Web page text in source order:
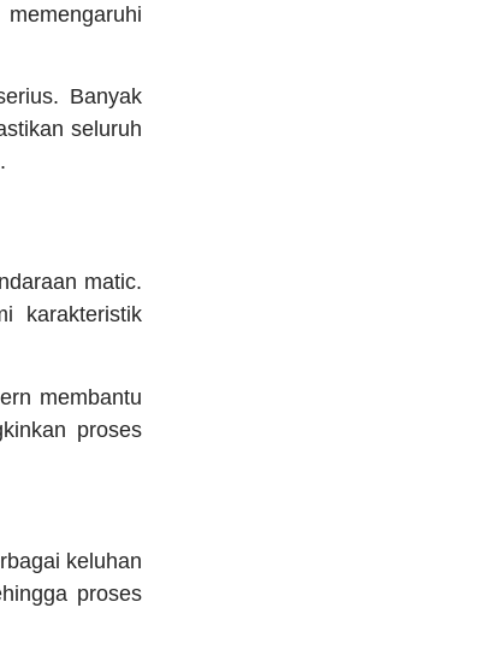
Banyak
seluruh
matic.
karakteristik
membantu
proses
keluhan
proses